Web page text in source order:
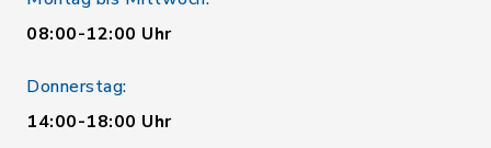
08:00-12:00 Uhr
Donnerstag:
14:00-18:00 Uhr